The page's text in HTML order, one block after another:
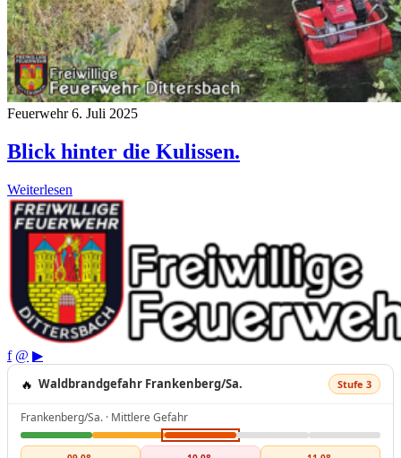
Feuerwehr 6. Juli 2025
Blick hinter die Kulissen.
Weiterlesen
f @ ▶
🔥 Waldbrandgefahr Frankenberg/Sa. Stufe 3
Frankenberg/Sa. · Mittlere Gefahr